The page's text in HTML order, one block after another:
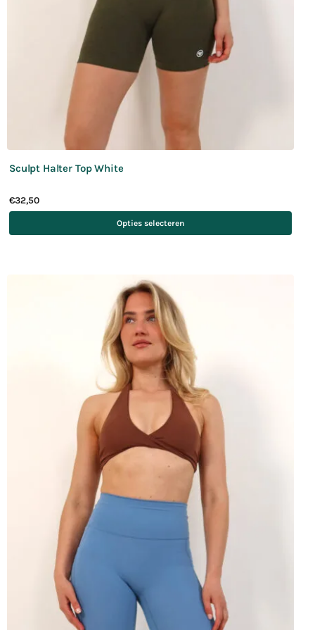
Sculpt Halter Top White
€32,50
Opties selecteren